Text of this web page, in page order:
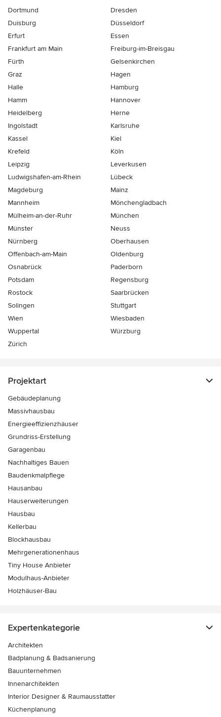
Dortmund
Dresden
Duisburg
Düsseldorf
Erfurt
Essen
Frankfurt am Main
Freiburg-im-Breisgau
Fürth
Gelsenkirchen
Graz
Hagen
Halle
Hamburg
Hamm
Hannover
Heidelberg
Herne
Ingolstadt
Karlsruhe
Kassel
Kiel
Krefeld
Köln
Leipzig
Leverkusen
Ludwigshafen-am-Rhein
Lübeck
Magdeburg
Mainz
Mannheim
Mönchen­gladbach
Mülheim-an-der-Ruhr
München
Münster
Neuss
Nürnberg
Oberhausen
Offenbach-am-Main
Oldenburg
Osnabrück
Paderborn
Potsdam
Regensburg
Rostock
Saarbrücken
Solingen
Stuttgart
Wien
Wiesbaden
Wuppertal
Würzburg
Zürich
Projektart
Gebäudeplanung
Massivhausbau
Energieeffizienzhäuser
Grundriss-Erstellung
Garagenbau
Nachhaltiges Bauen
Baudenkmalpflege
Hausanbau
Hauserweiterungen
Hausbau
Kellerbau
Blockhausbau
Mehrgenerationenhaus
Tiny House Anbieter
Modulhaus-Anbieter
Holzhäuser-Bau
Expertenkategorie
Architekten
Badplanung & Badsanierung
Bauunternehmen
Innenarchitekten
Interior Designer & Raumausstatter
Küchenplanung